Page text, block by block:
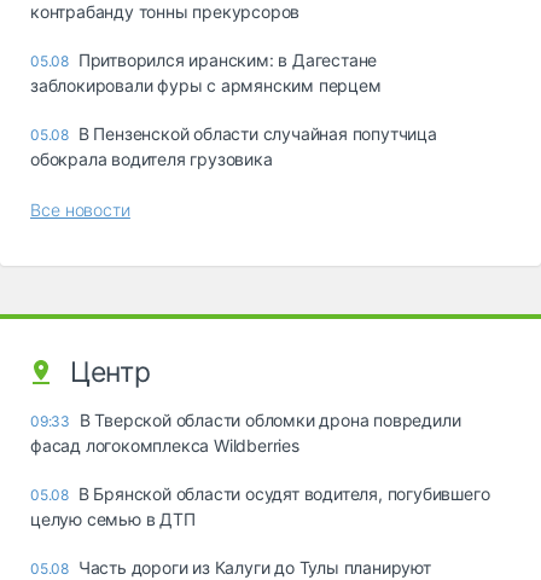
контрабанду тонны прекурсоров
05.08 Притворился иранским: в Дагестане
заблокировали фуры с армянским перцем
05.08 В Пензенской области случайная попутчица
обокрала водителя грузовика
Все новости
Центр
09:33
В Тверской области обломки дрона повредили
фасад логокомплекса Wildberries
05.08 В Брянской области осудят водителя, погубившего
целую семью в ДТП
05.08 Часть дороги из Калуги до Тулы планируют